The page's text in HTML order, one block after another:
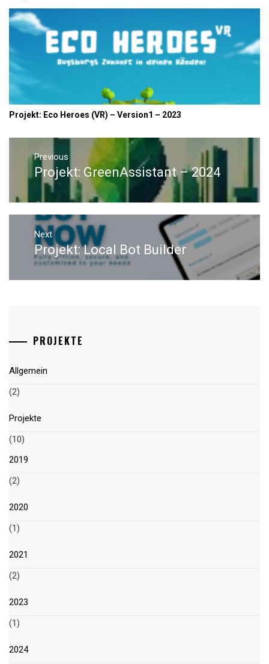
Projekt: Eco Heroes (VR) – Version1 – 2023
Beitrags-
Navigation
Previous
Previous
post:
Projekt: GreenAssistant – 2024
Next
Next
post:
Projekt: Local Bot Builder
PROJEKTE
Allgemein
(2)
Projekte
(10)
2019
(2)
2020
(1)
2021
(2)
2023
(1)
2024